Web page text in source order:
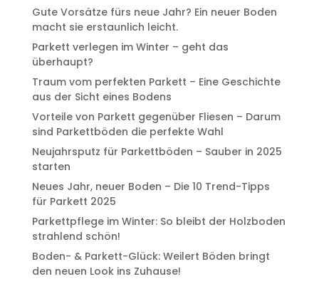
Gute Vorsätze fürs neue Jahr? Ein neuer Boden
macht sie erstaunlich leicht.
Parkett verlegen im Winter – geht das
überhaupt?
Traum vom perfekten Parkett – Eine Geschichte
aus der Sicht eines Bodens
Vorteile von Parkett gegenüber Fliesen – Darum
sind Parkettböden die perfekte Wahl
Neujahrsputz für Parkettböden – Sauber in 2025
starten
Neues Jahr, neuer Boden – Die 10 Trend-Tipps
für Parkett 2025
Parkettpflege im Winter: So bleibt der Holzboden
strahlend schön!
Boden- & Parkett-Glück: Weilert Böden bringt
den neuen Look ins Zuhause!